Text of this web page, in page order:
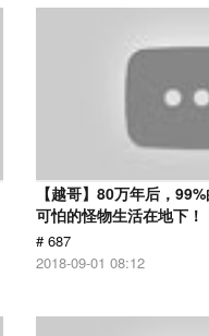
【越哥】80万年后，
可怕的怪物生活在地下！
# 687
2018-09-01 08:12